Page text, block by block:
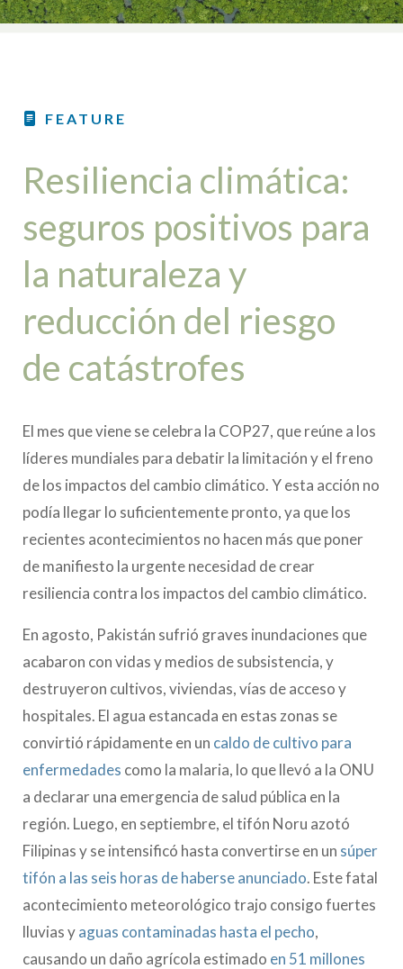
FEATURE
Resiliencia climática:
seguros positivos para
la naturaleza y
reducción del riesgo
de catástrofes
El mes que viene se celebra la COP27, que reúne a los
líderes mundiales para debatir la limitación y el freno
de los impactos del cambio climático. Y esta acción no
podía llegar lo suficientemente pronto, ya que los
recientes acontecimientos no hacen más que poner
de manifiesto la urgente necesidad de crear
resiliencia contra los impactos del cambio climático.
En agosto, Pakistán sufrió graves inundaciones que
acabaron con vidas y medios de subsistencia, y
destruyeron cultivos, viviendas, vías de acceso y
hospitales. El agua estancada en estas zonas se
convirtió rápidamente en un caldo de cultivo para
enfermedades como la malaria, lo que llevó a la ONU
a declarar una emergencia de salud pública en la
región. Luego, en septiembre, el tifón Noru azotó
Filipinas y se intensificó hasta convertirse en un súper
tifón a las seis horas de haberse anunciado. Este fatal
acontecimiento meteorológico trajo consigo fuertes
lluvias yaguas contaminadas hasta el pecho,
causando un daño agrícola estimado en 51 millones